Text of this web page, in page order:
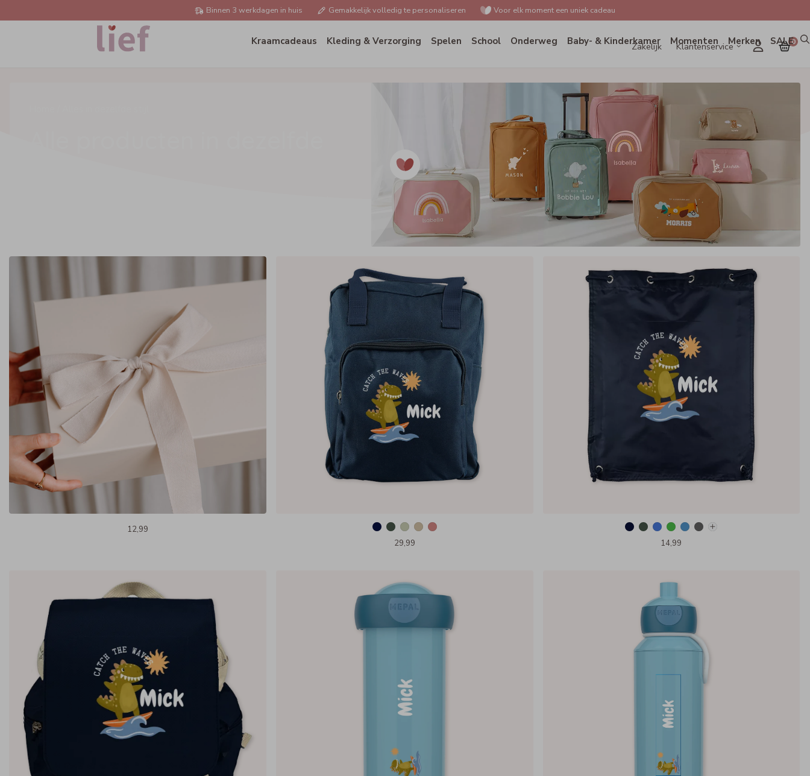
Binnen 3 werkdagen in huis Gemakkelijk volledig te personaliseren Voor elk moment een uniek cadeau
Zakelijk Klantenservice 0
Kraamcadeaus Kleding & Verzorging Spelen School Onderweg Baby- & Kinderkamer Momenten Merken SALE
12,99
29,99
14,99